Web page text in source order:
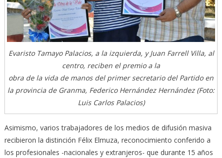
Evaristo Tamayo Palacios, a la izquierda, y Juan Farrell Villa, al
centro, reciben el premio a la
obra de la vida de manos del primer secretario del Partido en
la provincia de Granma, Federico Hernández Hernández (Foto:
Luis Carlos Palacios)
Asimismo, varios trabajadores de los medios de difusión masiva
recibieron la distinción Félix Elmuza, reconocimiento conferido a
los profesionales -nacionales y extranjeros- que durante 15 años